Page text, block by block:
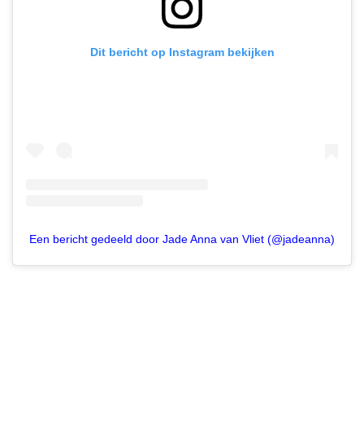
Dit bericht op Instagram bekijken
Een bericht gedeeld door Jade Anna van Vliet (@jadeanna)